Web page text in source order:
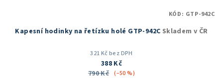
Kapesní hodinky na řetízku holé GTP-942C Skladem v ČR
321 Kč bez DPH
388 Kč
790 Kč (–50 %)
KÓD: GTP-942C